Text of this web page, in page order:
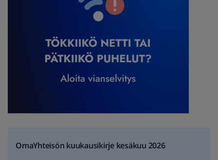
OmaYhteisön kuukausikirje kesäkuu 2026